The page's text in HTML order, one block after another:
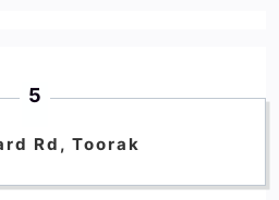
5
Rd, Toorak